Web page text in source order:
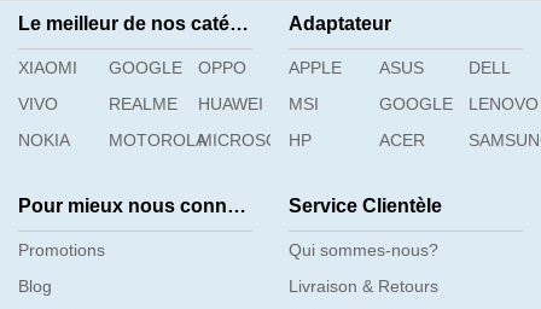
Le meilleur de nos catégories
XIAOMI GOOGLE
OPPO
VIVO
REALME
HUAWEI
NOKIA
MOTOROLAMICROSOFT
Adaptateur
APPLE ASUS
DELL
MSI
GOOGLE
LENOVO
HP
ACER
Pour mieux nous connaître
Promotions
Blog
Service Clientèle
Qui sommes-nous?
Livraison & Retours